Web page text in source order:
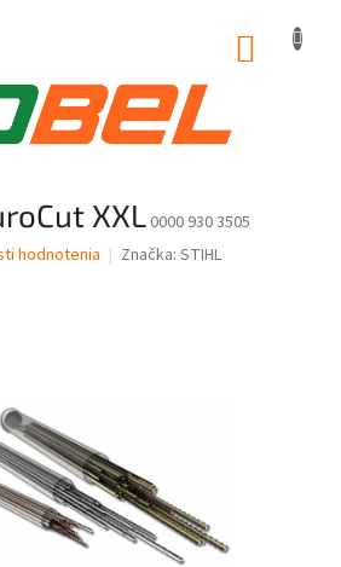
XXL 0000 930 3505
hodnotenia Značka: STIHL